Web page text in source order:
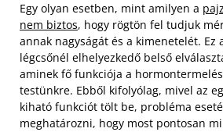
Egy olyan esetben, mint amilyen a
nem biztos, hogy rögtön fel tudjuk
annak nagyságát és a kimenetelét. Ez
légcsőnél elhelyezkedő belső
aminek fő funkciója a
testünkre. Ebből kifolyólag, mivel az
kiható funkciót tölt be, probléma
meghatározni, hogy most pontosan